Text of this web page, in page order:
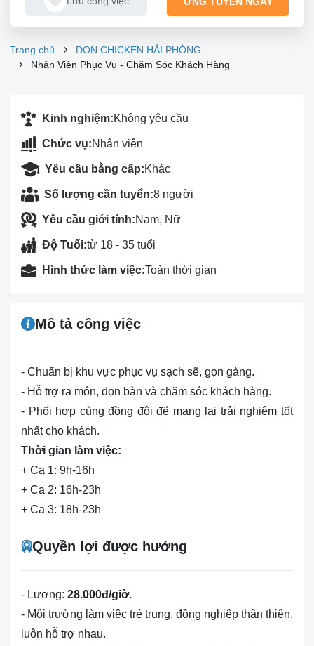
Trang chủ
DON CHICKEN HẢI PHÒNG
Nhân Viên Phục Vụ - Chăm Sóc Khách Hàng
Kinh nghiệm:Không yêu cầu
Chức vụ:Nhân viên
Yêu cầu bằng cấp:Khác
Số lượng cần tuyển:8 người
Yêu cầu giới tính:Nam, Nữ
Độ Tuổi:từ 18 - 35 tuổi
Hình thức làm việc:Toàn thời gian
Mô tả công việc
- Chuẩn bị khu vực phục vụ sạch sẽ, gọn gàng.
- Hỗ trợ ra món, dọn bàn và chăm sóc khách hàng.
- Phối hợp cùng đồng đội để mang lại trải nghiệm tốt
nhất cho khách.
Thời gian làm việc:
+ Ca 1: 9h-16h
+ Ca 2: 16h-23h
+ Ca 3: 18h-23h
Quyền lợi được hưởng
- Lương: 28.000đ/giờ.
- Môi trường làm việc trẻ trung, đồng nghiệp thân thiện,
luôn hỗ trợ nhau.